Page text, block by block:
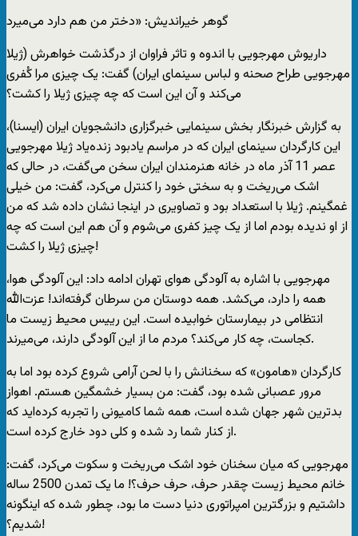
گوهر خیراندیش: «دختر من هم دارد می‌میرد
داریوش مهرجویی با اندوه و تاثر فراوان از درگذشت خواهرش (ژیلا
مهرجویی طراح صحنه و لباس سینمای ایران) گفت: یک چیزی مرا کُفری
می‌کند و آن این است که چه چیزی ژیلا را کشت؟
به گزارش خبرنگار بخش سینمایی خبرگزاری دانشجویان ایران (ایسنا)،
این کارگردان سینمای ایران که در مراسم یادبود زنده‌یاد ژیلا مهرجویی
عصر 11 آذر ماه در خانه هنرمندان ایران سخن می‌گفت، در حالی که
اشک می‌ریخت و به سختی خود را کنترل می‌کرد، گفت: من خیلی
غمگینم. ژیلا با استعداد بود و تصاویری در اینجا نشان داده شد که من
از او ندیده بودم اما از یک چیز کفری می‌شوم و آن هم این است که چه
چیزی ژیلا را کشت!
مهرجویی با اشاره به آلودگی هوای تهران ادامه داد: این آلودگی هوا،
همه را دارد، می‌کشد. همه دوستان من سرطان گرفته‌اند! عزت‌الله
انتظامی در بیمارستان خوابیده است. این رییس محیط زیست ما
کجاست، چه کار می‌کند؟ مردم ما از این آلودگی دارند، می‌میرند.
کارگردان «هامون» که سخنانش را با لحن آرامی شروع کرده بود اما به
مرور عصبانی شده بود، گفت: من بسیار خشمگین هستم. اهواز
بدترین شهر جهان شده است، همه شما کامیونی را تجربه کرده‌اید که
از کنار شما رد شده و کلی دود خارج کرده است.
مهرجویی که میان سخنان خود اشک می‌ریخت و سکوت می‌کرد، گفت:
خانم محیط زیست چقدر حرف، حرف حرف؟! ما یک تمدن 2500 ساله
داشتیم و بزرگترین امپراتوری دنیا دست ما بود، چطور شده که اینگونه
شدیم؟!